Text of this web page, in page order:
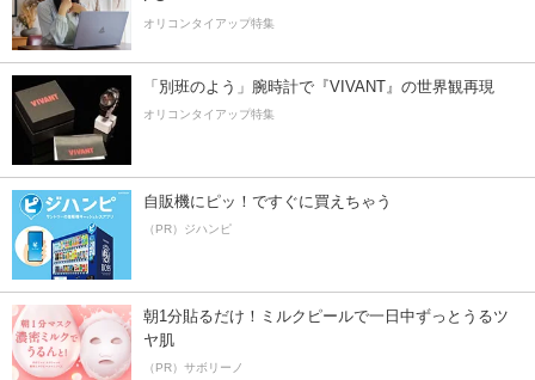
オリコンタイアップ特集
「別班のよう」腕時計で『VIVANT』の世界観再現
オリコンタイアップ特集
自販機にピッ！ですぐに買えちゃう
（PR）ジハンピ
朝1分貼るだけ！ミルクピールで一日中ずっとうるツ
ヤ肌
（PR）サボリーノ